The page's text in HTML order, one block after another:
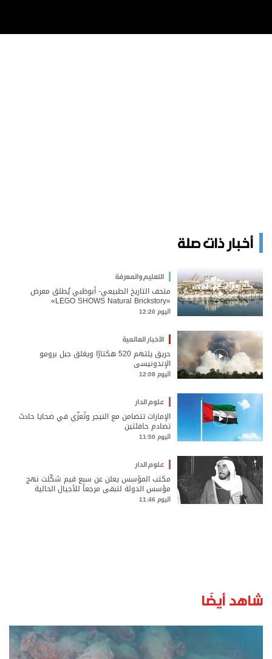
أخبار ذات صلة
التعليم والمعرفة
متحف التاريخ الطبيعي- أبوظبي يُطلق معرض
«LEGO SHOWS Natural Brickstory»
اليوم 12:20
الأخبار العالمية
حريق يلتهم 520 هكتارًا ويغلق جبل برومو
الإندونيسي
اليوم 12:08
علوم الدار
الإمارات تتضامن مع النيجر وتُعزّي في ضحايا حادث
تصادم حافلتين
اليوم 11:50
علوم الدار
مكتب المؤسس يعلن عن سبع قيم شكّلت نهج
مؤسس الدولة لتبقى مرجعاً للأجيال الحالية
والمستقبلية
اليوم 11:46
شاهد أيضًا